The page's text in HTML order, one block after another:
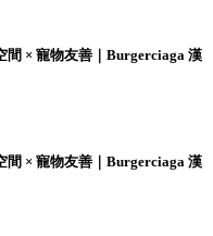
間 × 寵物友善｜Burgerciaga 漢
間 × 寵物友善｜Burgerciaga 漢